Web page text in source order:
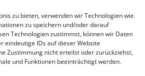
zu bieten, verwenden wir Technologien wie
zu speichern und/oder darauf
Technologien zustimmst, können wir Daten
eindeutige IDs auf dieser Website
Zustimmung nicht erteilst oder zurückziehst,
und Funktionen beeinträchtigt werden.